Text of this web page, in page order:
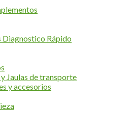
Rápido
Jaulas de transporte
y accesorios